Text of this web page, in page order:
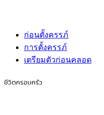
ก่อนตั้งครรภ์
การตั้งครรภ์
เตรียมตัวก่อนคลอด
ชีวิตครอบครัว